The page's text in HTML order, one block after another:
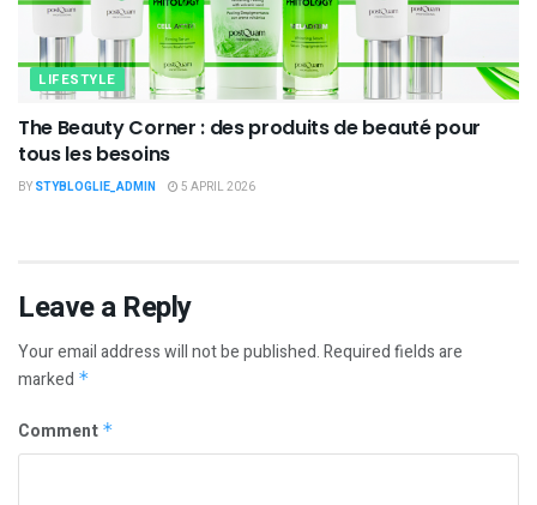
LIFESTYLE
The Beauty Corner : des produits de beauté pour
tous les besoins
BY STYBLOGLIE_ADMIN 5 APRIL 2026
Leave a Reply
Your email address will not be published.Required fields are
marked *
Comment *